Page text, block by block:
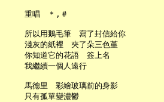
     重唱　＊,＃
     所以用鵝毛筆　寫了封信給你
     淺灰的紙裡　夾了朵三色堇
     你知道它的花語　簽上名
     我繼續一個人遠行
     馬德里　彩繪玻璃前的身影
     只有孤單變濃鬱